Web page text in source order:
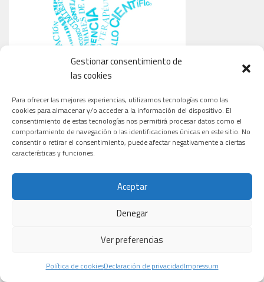
Gestionar consentimiento de
las cookies
Para ofrecer las mejores experiencias, utilizamos tecnologías como las
cookies para almacenar y/o acceder a la información del dispositivo. El
consentimiento de estas tecnologías nos permitirá procesar datos como el
comportamiento de navegación o las identificaciones únicas en este sitio. No
consentir o retirar el consentimiento, puede afectar negativamente a ciertas
características y funciones.
Aceptar
Denegar
Ver preferencias
Política de cookiesDeclaración de privacidadImpressum
ONCOLOGÍA